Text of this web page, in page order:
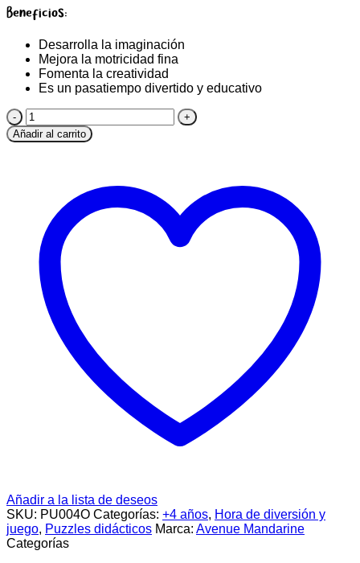
Beneficios:
Desarrolla la imaginación
Mejora la motricidad fina
Fomenta la creatividad
Es un pasatiempo divertido y educativo
Puzzle
3D
Avenue
cantidad
Añadir al carrito
Añadir a la lista de deseos
SKU: PU004O Categorías: +4 años, Hora de diversión y
juego, Puzzles didácticos Marca: Avenue Mandarine
Categorías